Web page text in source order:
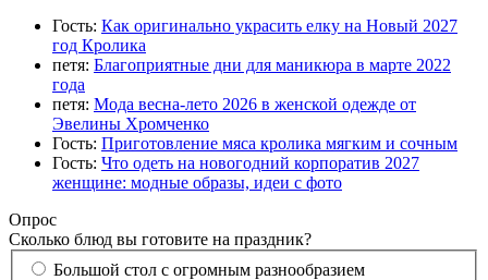
Гость: Как оригинально украсить елку на Новый 2027
год Кролика
петя: Благоприятные дни для маникюра в марте 2022
года
петя: Мода весна-лето 2026 в женской одежде от
Эвелины Хромченко
Гость: Приготовление мяса кролика мягким и сочным
Гость: Что одеть на новогодний корпоратив 2027
женщине: модные образы, идеи с фото
Опрос
Сколько блюд вы готовите на праздник?
Большой стол с огромным разнообразием